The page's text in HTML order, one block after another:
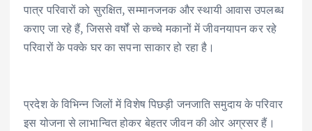
पात्र परिवारों को सुरक्षित, सम्मानजनक और स्थायी आवास उपलब्ध
कराए जा रहे हैं, जिससे वर्षों से कच्चे मकानों में जीवनयापन कर रहे
परिवारों के पक्के घर का सपना साकार हो रहा है।
प्रदेश के विभिन्न जिलों में विशेष पिछड़ी जनजाति समुदाय के परिवार
इस योजना से लाभान्वित होकर बेहतर जीवन की ओर अग्रसर हैं।